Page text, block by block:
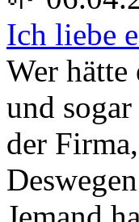
Ich liebe
Wer
und
der